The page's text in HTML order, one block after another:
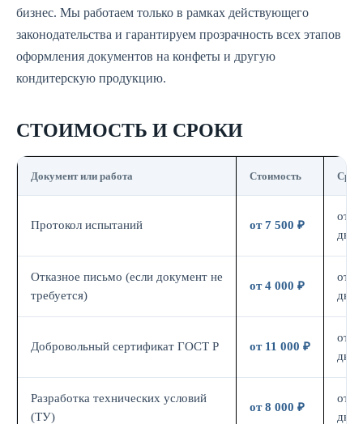
бизнес. Мы работаем только в рамках действующего
законодательства и гарантируем прозрачность всех этапов
оформления документов на конфеты и другую
кондитерскую продукцию.
СТОИМОСТЬ И СРОКИ
Документ или работа Стоимость Срок
Протокол испытаний от 7 500 ₽
от 7
дн.
Отказное письмо (если документ не
требуется)
от 4 000 ₽
от 3
дн.
Добровольный сертификат ГОСТ Р от 11 000 ₽
от 7
дн.
Разработка технических условий
(ТУ)
от 8 000 ₽
от 5
дн.